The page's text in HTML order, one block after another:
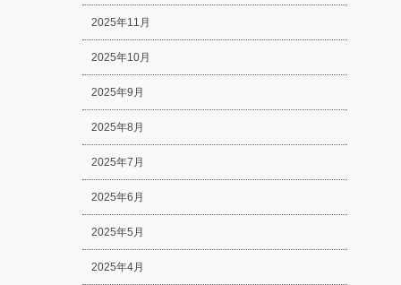
2025年11月
2025年10月
2025年9月
2025年8月
2025年7月
2025年6月
2025年5月
2025年4月